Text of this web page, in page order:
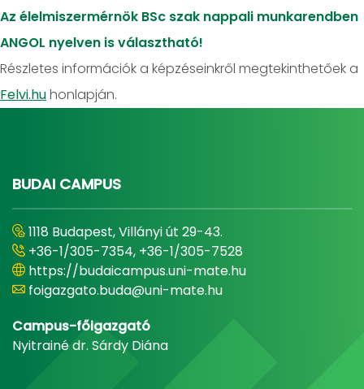
Az élelmiszermérnök BSc szak nappali munkarendben
ANGOL nyelven is választható!
Részletes információk a képzéseinkről megtekinthetőek a
Felvi.huhonlapján.
BUDAI CAMPUS
1118 Budapest, Villányi út 29-43.
+36-1/305-7354, +36-1/305-7528
https://budaicampus.uni-mate.hu
foigazgato.buda@uni-mate.hu
Campus-főigazgató
Nyitrainé dr. Sárdy Diána